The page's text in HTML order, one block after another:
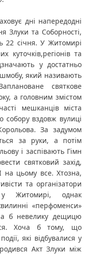
дні напередодні
Злуки та Соборності,
22 січня. У Житомирі
куточків,регіонів та
у достатньо
який називають
святкове
а головним змістом
мешканців міста
собору вздовж вулиці
За задумом
за руки, а потім
і заспівають Гімн
святковий захід,
на цьому все. Хтозна,
та організатори
у Житомирі, однак
«перфоменси»
б невелику дещицю
Хоча б тому, що
які відбувалися у
Акт Злуки між